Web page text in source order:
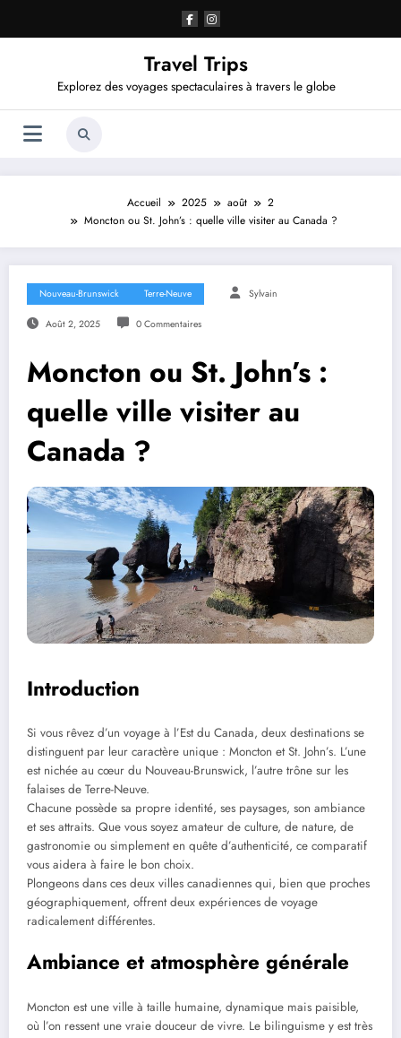
contenu
Travel Trips
Explorez des voyages spectaculaires à travers le globe
Accueil 2025 août
2
Moncton ou St. John’s : quelle ville visiter au Canada ?
Nouveau-Brunswick Terre-Neuve Sylvain
Août 2, 2025 0 Commentaires
Moncton ou St. John’s :
quelle ville visiter au
Canada ?
Introduction
Si vous rêvez d’un voyage à l’Est du Canada, deux destinations se
distinguent par leur caractère unique : Moncton et St. John’s. L’une
est nichée au cœur du Nouveau-Brunswick, l’autre trône sur les
falaises de Terre-Neuve.
Chacune possède sa propre identité, ses paysages, son ambiance
et ses attraits. Que vous soyez amateur de culture, de nature, de
gastronomie ou simplement en quête d’authenticité, ce comparatif
vous aidera à faire le bon choix.
Plongeons dans ces deux villes canadiennes qui, bien que proches
géographiquement, offrent deux expériences de voyage
radicalement différentes.
Ambiance et atmosphère générale
Moncton est une ville à taille humaine, dynamique mais paisible,
où l’on ressent une vraie douceur de vivre. Le bilinguisme y est très